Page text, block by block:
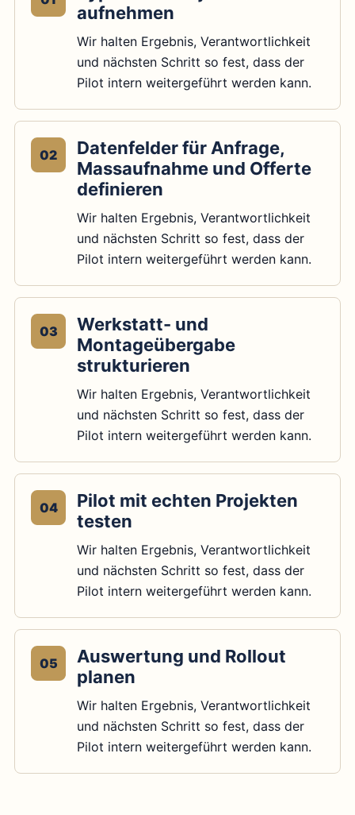
aufnehmen
Wir halten Ergebnis, Verantwortlichkeit
und nächsten Schritt so fest, dass der
Pilot intern weitergeführt werden kann.
02
Datenfelder für Anfrage,
Massaufnahme und Offerte
definieren
Wir halten Ergebnis, Verantwortlichkeit
und nächsten Schritt so fest, dass der
Pilot intern weitergeführt werden kann.
03
Werkstatt- und
Montageübergabe
strukturieren
Wir halten Ergebnis, Verantwortlichkeit
und nächsten Schritt so fest, dass der
Pilot intern weitergeführt werden kann.
04
Pilot mit echten Projekten
testen
Wir halten Ergebnis, Verantwortlichkeit
und nächsten Schritt so fest, dass der
Pilot intern weitergeführt werden kann.
05
Auswertung und Rollout
planen
Wir halten Ergebnis, Verantwortlichkeit
und nächsten Schritt so fest, dass der
Pilot intern weitergeführt werden kann.